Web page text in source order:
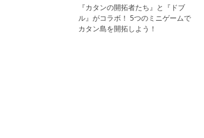
『カタンの開拓者たち』と『ドブ
ル』がコラボ！ 5つのミニゲームで
カタン島を開拓しよう！